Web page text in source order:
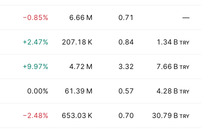
−0.85% 6.66 M 0.71 —
+2.47% 207.18 K 0.84 1.34 B TRY
+9.97% 4.72 M 3.32 7.66 B TRY
0.00% 61.39 M 0.57 4.28 B TRY
−2.48% 653.03 K 0.70 30.79 B TRY